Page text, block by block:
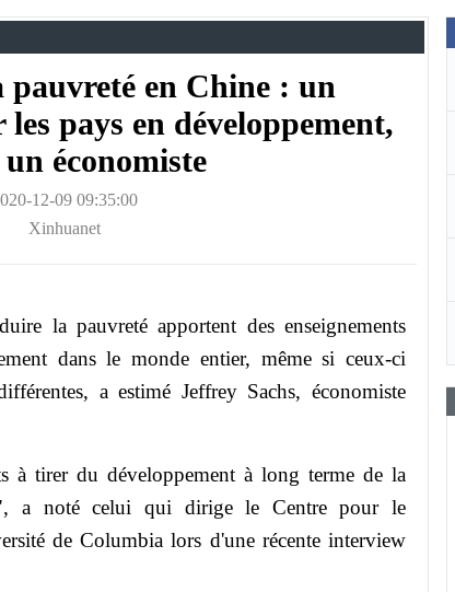
en Chine : un
pays en développement,
un économiste
12-09 09:35:00
Xinhuanet
la pauvreté apportent des enseignements
dans le monde entier, même si ceux-ci
a estimé Jeffrey Sachs, économiste
à tirer du développement à long terme de la
a noté celui qui dirige le Centre pour le
de Columbia lors d'une récente interview